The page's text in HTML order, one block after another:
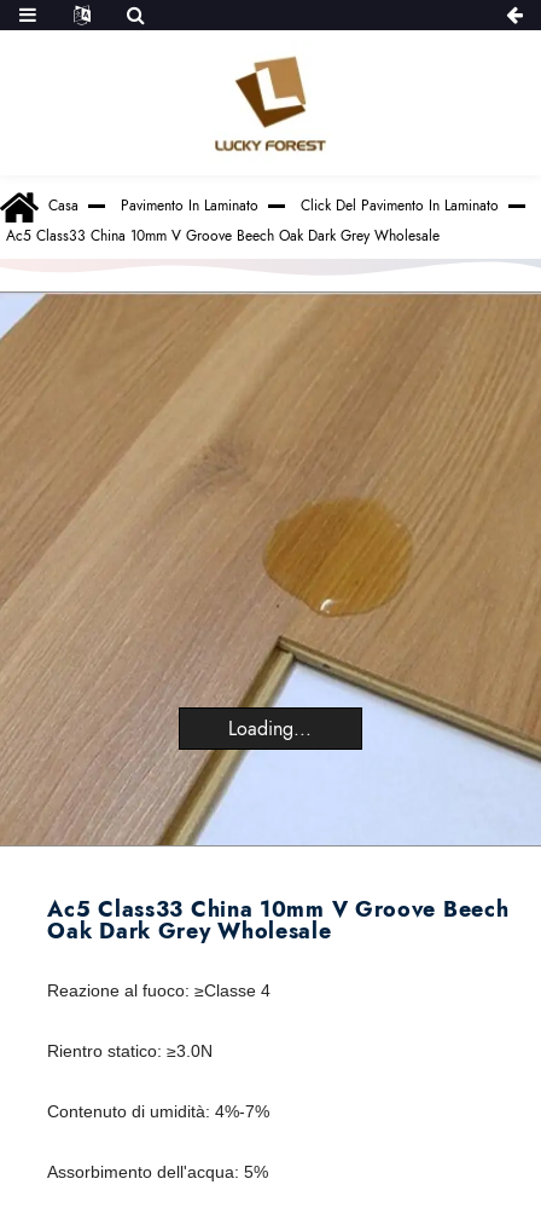
Casa Pavimento In Laminato
Click Del Pavimento In Laminato
Ac5 Class33 China 10mm V Groove Beech Oak Dark Grey Wholesale
Loading...
Ac5 Class33 China 10mm V Groove Beech
Oak Dark Grey Wholesale
Reazione al fuoco: ≥Classe 4
Rientro statico: ≥3.0N
Contenuto di umidità: 4%-7%
Assorbimento dell'acqua: 5%